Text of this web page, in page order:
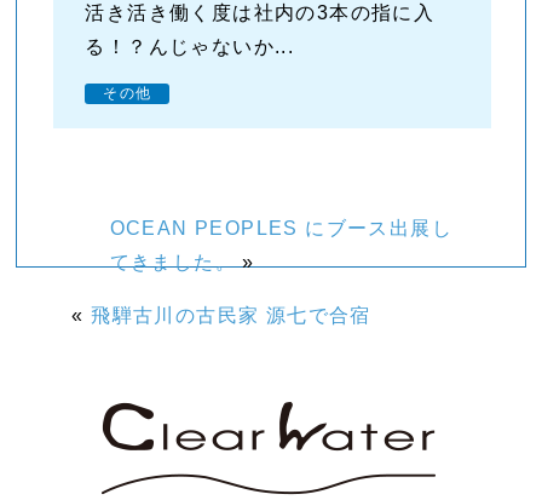
活き活き働く度は社内の3本の指に入
る！？んじゃないか...
その他
OCEAN PEOPLES にブース出展し
てきました。»
«飛騨古川の古民家 源七で合宿